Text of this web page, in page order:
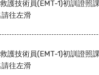
護技術員(EMT-1)初訓證照
往左滑
護技術員(EMT-1)初訓證照
往左滑